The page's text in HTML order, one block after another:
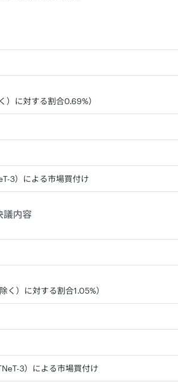
）に対する割合0.69%）
3）による市場買付け
議内容
く）に対する割合1.05%）
3）による市場買付け